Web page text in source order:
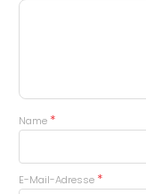
Name *
E-Mail-Adresse *